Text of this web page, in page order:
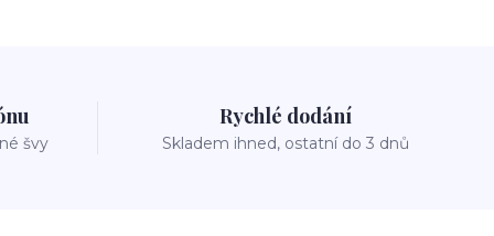
švy
Rychlé dodání
Skladem ihned, ostatní do 3 dnů